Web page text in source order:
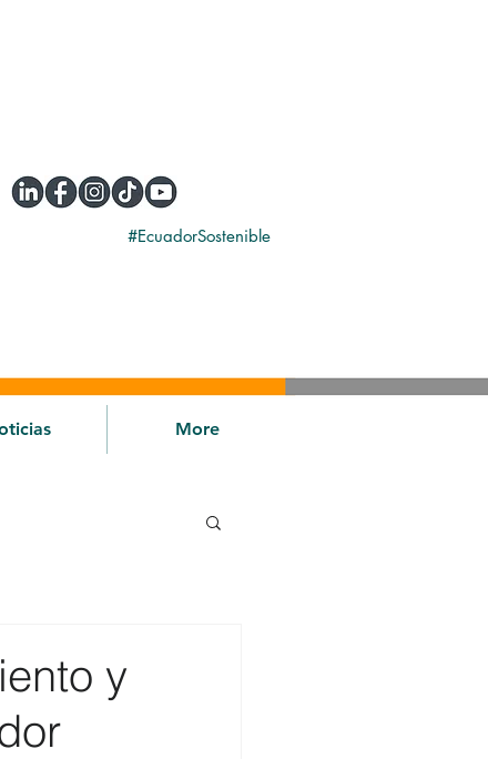
#EcuadorSostenible
More
y